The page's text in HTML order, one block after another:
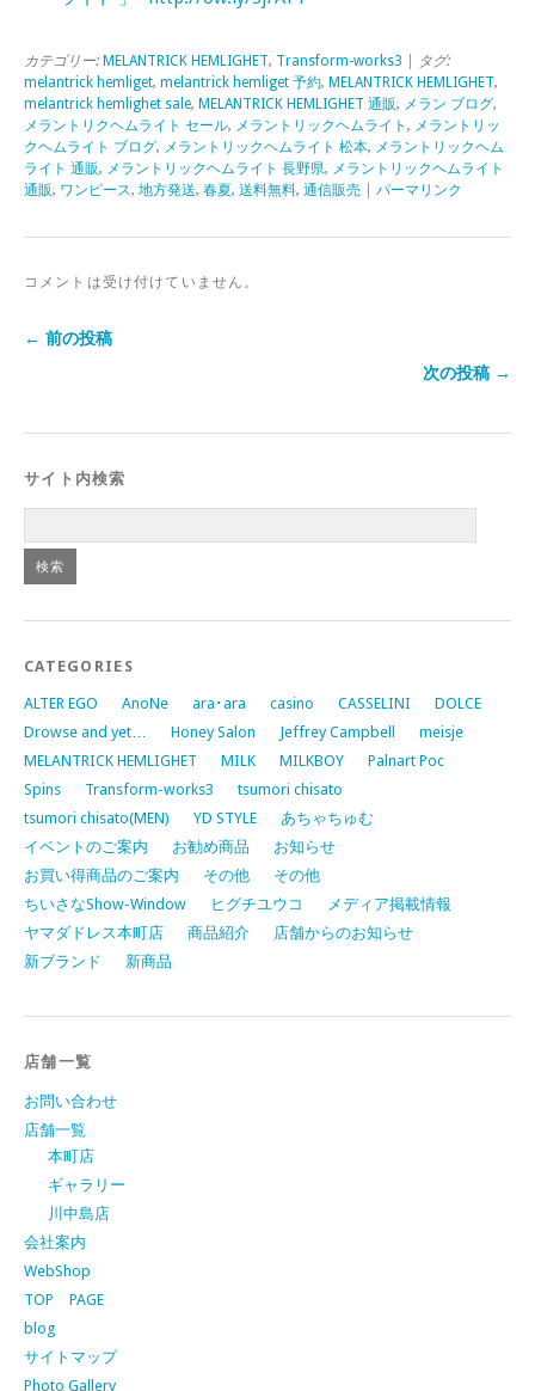
カテゴリー: MELANTRICK HEMLIGHET, Transform-works3 | タグ:
melantrick hemliget, melantrick hemliget 予約, MELANTRICK HEMLIGHET,
melantrick hemlighet sale, MELANTRICK HEMLIGHET 通販, メラン ブログ,
メラントリクヘムライト セール, メラントリックヘムライト , メラントリッ
クヘムライト ブログ, メラントリックヘムライト 松本, メラントリックヘム
ライト 通販, メラントリックヘムライト 長野県, メラントリックヘムライト
通販, ワンピース, 地方発送, 春夏, 送料無料, 通信販売 パーマリンク
コメントは受け付けていません。
← 前の投稿
次の投稿 →
サイト内検索
CATEGORIES
ALTER EGO AnoNe ara･ara casino CASSELINI
DOLCE
Drowse and yet…
Honey Salon Jeffrey Campbell
meisje
MELANTRICK HEMLIGHET
MILK MILKBOY
Palnart Poc
Spins
Transform-works3
tsumori chisato
tsumori chisato(MEN)
YD STYLE
あちゃちゅむ
イベントのご案内
お勧め商品
お知らせ
お買い得商品のご案内
その他
その他
ちいさなShow-Window
ヒグチユウコ
メディア掲載情報
ヤマダドレス本町店
商品紹介
店舗からのお知らせ
新ブランド
新商品
店舗一覧
お問い合わせ
店舗一覧
本町店
ギャラリー
川中島店
会社案内
WebShop
TOP PAGE
blog
サイトマップ
Photo Gallery